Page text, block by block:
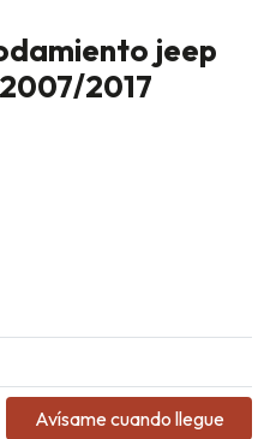
jeep
2017
Avísame cuando llegue